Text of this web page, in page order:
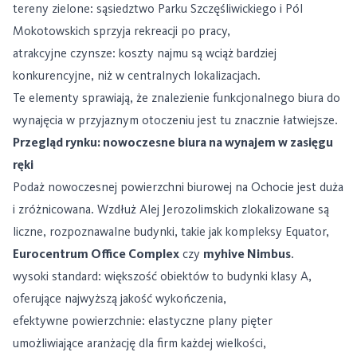
tereny zielone: sąsiedztwo Parku Szczęśliwickiego i Pól
Mokotowskich sprzyja rekreacji po pracy,
atrakcyjne czynsze: koszty najmu są wciąż bardziej
konkurencyjne, niż w centralnych lokalizacjach.
Te elementy sprawiają, że znalezienie funkcjonalnego biura do
wynajęcia w przyjaznym otoczeniu jest tu znacznie łatwiejsze.
Przegląd rynku: nowoczesne biura na wynajem w zasięgu
ręki
Podaż nowoczesnej powierzchni biurowej na Ochocie jest duża
i zróżnicowana. Wzdłuż Alej Jerozolimskich zlokalizowane są
liczne, rozpoznawalne budynki, takie jak kompleksy Equator,
Eurocentrum Office Complex czy myhive Nimbus.
wysoki standard: większość obiektów to budynki klasy A,
oferujące najwyższą jakość wykończenia,
efektywne powierzchnie: elastyczne plany pięter
umożliwiające aranżację dla firm każdej wielkości,